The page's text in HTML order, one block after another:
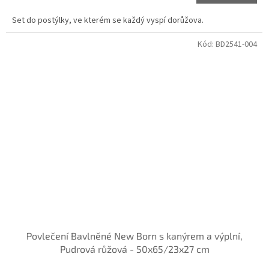
Set do postýlky, ve kterém se každý vyspí dorůžova.
Povlečení Bavlněné New Born s kanýrem a výplní,
Pudrová růžová - 50x65/23x27 cm
Kód: BD2541-004